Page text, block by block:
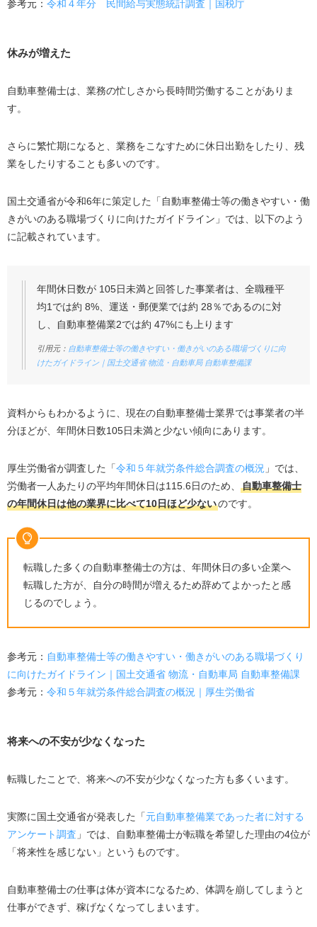
参考元： 令和４年分 民間給与実態統計調査｜国税庁
休みが増えた
自動車整備士は、業務の忙しさから長時間労働することがありま
す。
さらに繁忙期になると、業務をこなすために休日出勤をしたり、残
業をしたりすることも多いのです。
国土交通省が令和6年に策定した「自動車整備士等の働きやすい・働
きがいのある職場づくりに向けたガイドライン」では、以下のよう
に記載されています。
年間休日数が 105日未満と回答した事業者は、全職種平
均1では約 8%、運送・郵便業では約 28％であるのに対
し、自動車整備業2では約 47%にも上ります
引用元： 自動車整備士等の働きやすい・働きがいのある職場づくりに向
けたガイドライン｜国土交通省 物流・自動車局 自動車整備課
資料からもわかるように、現在の自動車整備士業界では事業者の半
分ほどが、年間休日数105日未満と少ない傾向にあります。
厚生労働省が調査した「令和５年就労条件総合調査の概況 」では、
労働者一人あたりの平均年間休日は115.6日のため、
自動車整備士
の年間休日は他の業界に比べて10日ほど少ないのです。
転職した多くの自動車整備士の方は、年間休日の多い企業へ
転職した方が、自分の時間が増えるため辞めてよかったと感
じるのでしょう。
参考元： 自動車整備士等の働きやすい・働きがいのある職場づくり
に向けたガイドライン｜国土交通省 物流・自動車局 自動車整備課
参考元： 令和５年就労条件総合調査の概況｜厚生労働省
将来への不安が少なくなった
転職したことで、将来への不安が少なくなった方も多くいます。
実際に国土交通省が発表した「元自動車整備業であった者に対する
アンケート調査 」では、自動車整備士が転職を希望した理由の4位が
「将来性を感じない」というものです。
自動車整備士の仕事は体が資本になるため、体調を崩してしまうと
仕事ができず、稼げなくなってしまいます。